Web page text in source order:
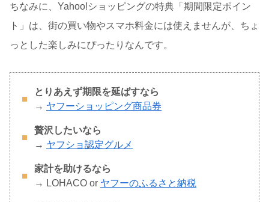
ちなみに、Yahoo!ショッピングの特典「期間限定ポイン
ト」は、街の買い物やスマホ料金には使えませんが、ちょ
っとした楽しみにぴったりなんです。
とりあえず期限を延ばすなら
→ ヤフーショッピング商品券
贅沢したいなら
→ ヤフショ認定グルメ
家計を助けるなら
→ LOHACO or ヤフーのふるさと納税